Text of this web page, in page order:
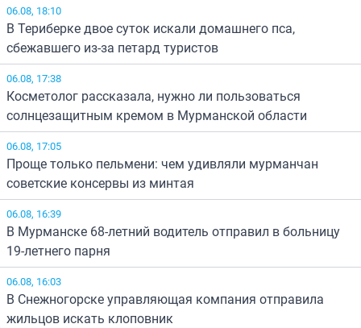
06.08, 18:10
В Териберке двое суток искали домашнего пса,
сбежавшего из-за петард туристов
06.08, 17:38
Косметолог рассказала, нужно ли пользоваться
солнцезащитным кремом в Мурманской области
06.08, 17:05
Проще только пельмени: чем удивляли мурманчан
советские консервы из минтая
06.08, 16:39
В Мурманске 68-летний водитель отправил в больницу
19-летнего парня
06.08, 16:03
В Снежногорске управляющая компания отправила
жильцов искать клоповник